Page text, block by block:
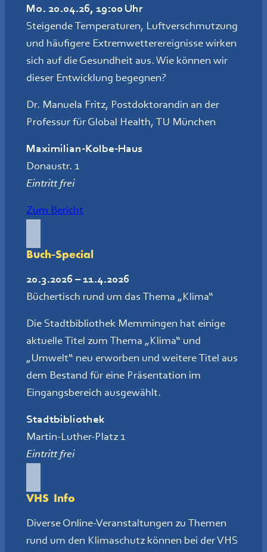
Mo. 20.04.26, 19:00 Uhr
Steigende Temperaturen, Luftverschmutzung
und häufigere Extremwetterereignisse wirken
sich auf die Gesundheit aus. Wie können wir
dieser Entwicklung begegnen?
Dr. Manuela Fritz, Postdoktorandin an der
Professur für Global Health, TU München
Maximilian-Kolbe-Haus
Donaustr. 1
Eintritt frei
Zum Bericht
Buch-Special
20.3.2026 – 11.4.2026
Büchertisch rund um das Thema „Klima“
Die Stadtbibliothek Memmingen hat einige
aktuelle Titel zum Thema „Klima“ und
„Umwelt“ neu erworben und weitere Titel aus
dem Bestand für eine Präsentation im
Eingangsbereich ausgewählt.
Stadtbibliothek
Martin-Luther-Platz 1
Eintritt frei
VHS Info
Diverse Online-Veranstaltungen zu Themen
rund um den Klimaschutz können bei der VHS